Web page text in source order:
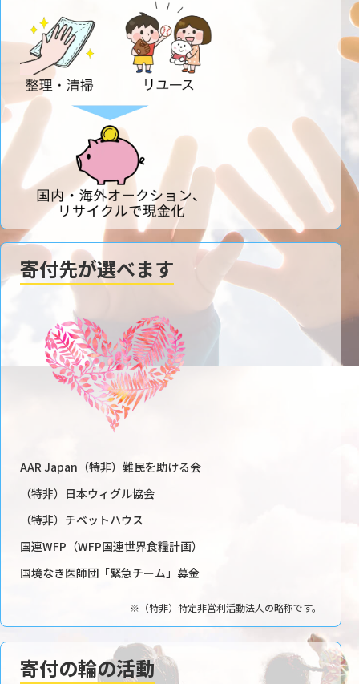
寄付先が選べます
AAR Japan（特非）難民を助ける会
（特非）日本ウィグル協会
（特非）チベットハウス
国連WFP（WFP国連世界食糧計画）
国境なき医師団「緊急チーム」募金
※（特非）特定非営利活動法人の略称です。
寄付の輪の活動